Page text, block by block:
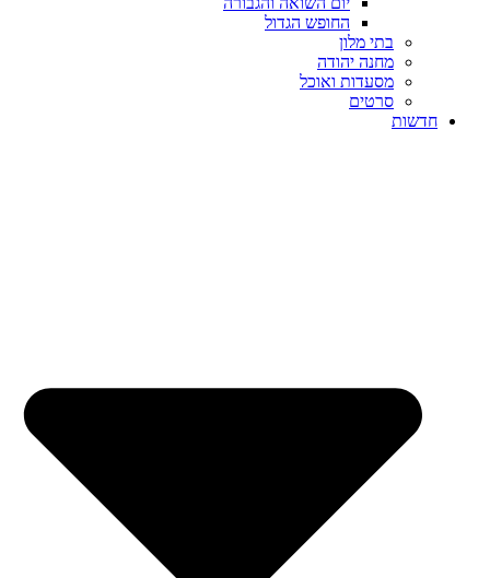
החופש הגדול
בתי מלון
מחנה יהודה
מסעדות ואוכל
סרטים
חדשות